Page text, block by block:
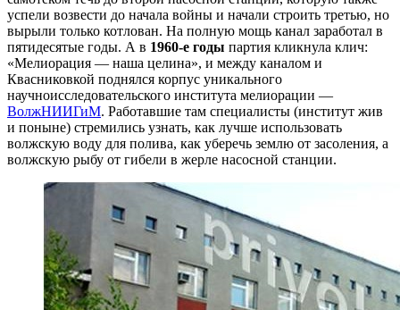
успе­ли возвести до начала войны и начали строить третью, но
вырыли только котлован. На полную мощь канал заработал в
пятидесятые годы. А в 1960-е годы партия кликнула клич:
«Мелиорация — наша целина», и между каналом и
Квасниковкой поднялся корпус уникально­го
научноисследовательского института мелиорации —
ВолжНИИГиМ. Работавшие там специалисты (институт жив
и поныне) стремились узнать, как лучше использо­вать
волжскую воду для полива, как уберечь землю от засоления, а
волжскую рыбу от гибели в жерле насосной станции.